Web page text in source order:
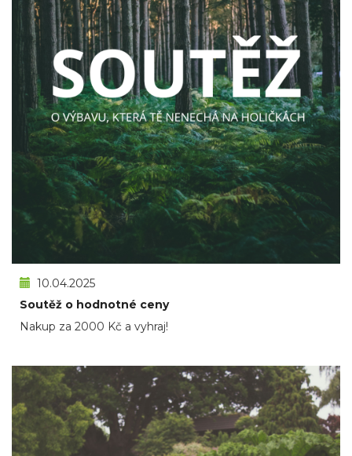
10.04.2025
Soutěž o hodnotné ceny
Nakup za 2000 Kč a vyhraj!